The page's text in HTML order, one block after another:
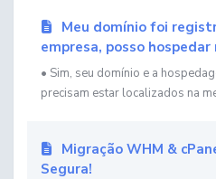
Meu domínio foi
empresa, posso hospedar
• Sim, seu domínio e a
precisam estar localizados na
Migração WHM &
Segura!